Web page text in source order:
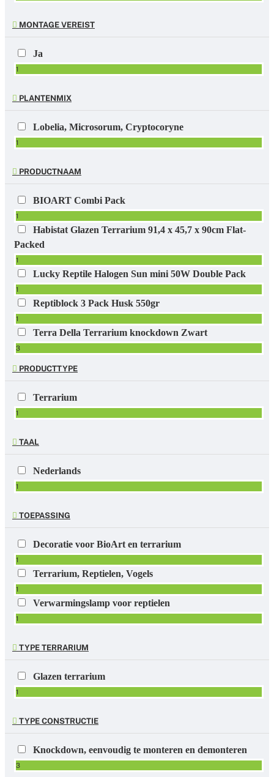
MONTAGE VEREIST
Ja
1
PLANTENMIX
Lobelia, Microsorum, Cryptocoryne
1
PRODUCTNAAM
BIOART Combi Pack
1
Habistat Glazen Terrarium 91,4 x 45,7 x 90cm Flat-
Packed
1
Lucky Reptile Halogen Sun mini 50W Double Pack
1
Reptiblock 3 Pack Husk 550gr
1
Terra Della Terrarium knockdown Zwart
3
PRODUCTTYPE
Terrarium
1
TAAL
Nederlands
1
TOEPASSING
Decoratie voor BioArt en terrarium
1
Terrarium, Reptielen, Vogels
1
Verwarmingslamp voor reptielen
1
TYPE TERRARIUM
Glazen terrarium
1
TYPE CONSTRUCTIE
Knockdown, eenvoudig te monteren en demonteren
3